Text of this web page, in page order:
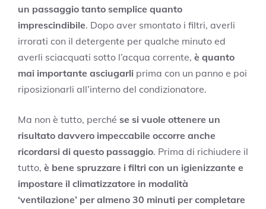
un passaggio tanto semplice quanto
imprescindibile. Dopo aver smontato i filtri, averli
irrorati con il detergente per qualche minuto ed
averli sciacquati sotto l’acqua corrente, è quanto
mai importante asciugarli prima con un panno e poi
riposizionarli all’interno del condizionatore.
Ma non è tutto, perché se si vuole ottenere un
risultato davvero impeccabile occorre anche
ricordarsi di questo passaggio. Prima di richiudere il
tutto, è bene spruzzare i filtri con un igienizzante e
impostare il climatizzatore in modalità
‘ventilazione’ per almeno 30 minuti per completare